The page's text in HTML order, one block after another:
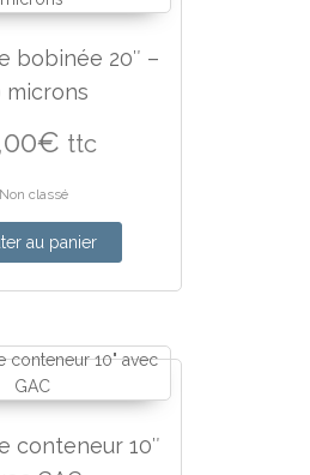
bobinée 20″ –
microns
€ ttc
Non classé
au panier
conteneur 10″